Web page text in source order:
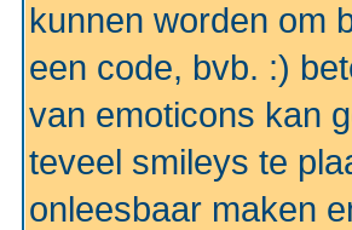
kunnen worden om
een code, bvb. :)
van emoticons kan
teveel smileys te
onleesbaar maken